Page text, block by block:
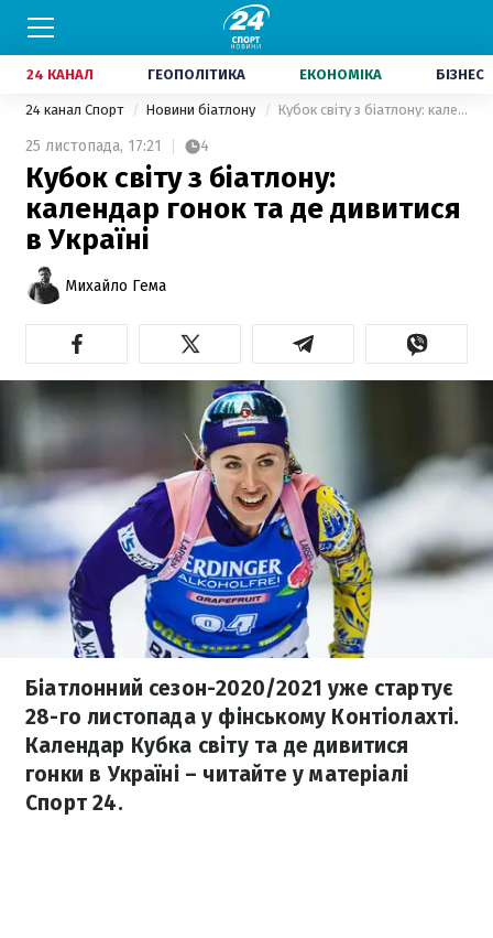
24 КАНАЛ ГЕОПОЛІТИКА ЕКОНОМІКА БІЗНЕС
24 канал Спорт Новини біатлону Кубок світу з біатлону: календар гонок та де дивитися в Україні
25 листопада, 17:21 4
Кубок світу з біатлону:
календар гонок та де дивитися
в Україні
Михайло Гема
Біатлонний сезон-2020/2021 уже стартує
28-го листопада у фінському Контіолахті.
Календар Кубка світу та де дивитися
гонки в Україні – читайте у матеріалі
Спорт 24.